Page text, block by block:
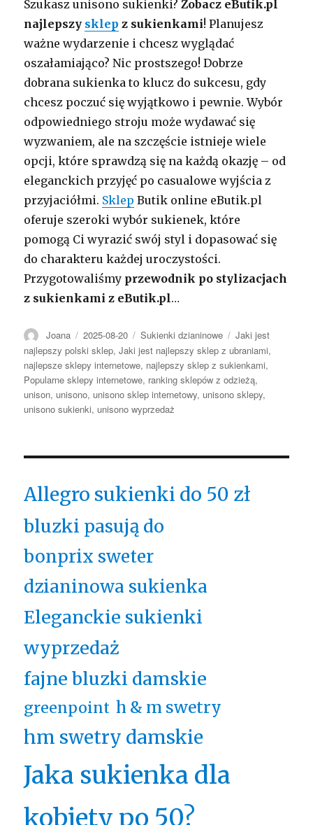
Szukasz unisono sukienki?Zobacz eButik.pl
najlepszy sklep z sukienkami! Planujesz
ważne wydarzenie i chcesz wyglądać
oszałamiająco? Nic prostszego! Dobrze
dobrana sukienka to klucz do sukcesu, gdy
chcesz poczuć się wyjątkowo i pewnie. Wybór
odpowiedniego stroju może wydawać się
wyzwaniem, ale na szczęście istnieje wiele
opcji, które sprawdzą się na każdą okazję – od
eleganckich przyjęć po casualowe wyjścia z
przyjaciółmi. Sklep Butik online eButik.pl
oferuje szeroki wybór sukienek, które
pomogą Ci wyrazić swój styl i dopasować się
do charakteru każdej uroczystości.
Przygotowaliśmy przewodnik po stylizacjach
z sukienkami z eButik.pl…
Autor
Joana Opublikowano
2025-08-20 Kategorie
Sukienki dzianinowe Tagi
Jaki jest
najlepszy polski sklep,Jaki jest najlepszy sklep z ubraniami,
najlepsze sklepy internetowe, najlepszy sklep z sukienkami,
Popularne sklepy internetowe, ranking sklepów z odzieżą,
unison, unisono, unisono sklep internetowy, unisono sklepy,
unisono sukienki, unisono wyprzedaż
Allegro sukienki do 50 zł
bluzki pasują do
bonprix sweter
dzianinowa sukienka
Eleganckie sukienki
wyprzedaż
fajne bluzki damskie
greenpoint h & m swetry
hm swetry damskie
Jaka sukienka dla
kobiety po 50?